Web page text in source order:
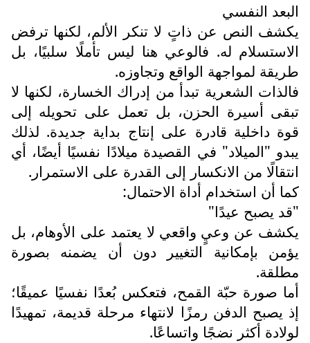
البعد النفسي
يكشف النص عن ذاتٍ لا تنكر الألم، لكنها ترفض
الاستسلام له. فالوعي هنا ليس تأملًا سلبيًا، بل
طريقة لمواجهة الواقع وتجاوزه.
فالذات الشعرية تبدأ من إدراك الخسارة، لكنها لا
تبقى أسيرة الحزن، بل تعمل على تحويله إلى
قوة داخلية قادرة على إنتاج بداية جديدة. لذلك
يبدو "الميلاد" في القصيدة ميلادًا نفسيًا أيضًا، أي
انتقالًا من الانكسار إلى القدرة على الاستمرار.
كما أن استخدام أداة الاحتمال:
"قد يصبح عيدًا"
يكشف عن وعيٍ واقعي لا يعتمد على الأوهام، بل
يؤمن بإمكانية التغيير دون أن يضمنه بصورة
مطلقة.
أما صورة حبّة القمح، فتعكس بُعدًا نفسيًا عميقًا؛
إذ يصبح الدفن رمزًا لانتهاء مرحلة قديمة، تمهيدًا
لولادة أكثر نضجًا واتساعًا.